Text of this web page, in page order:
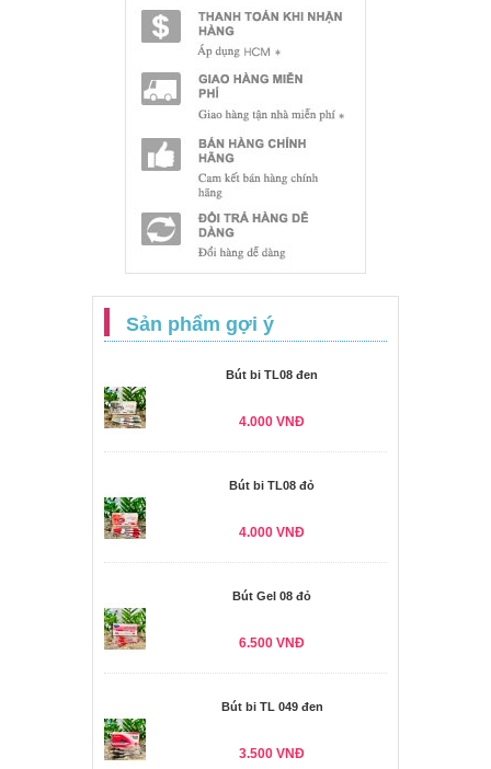
Sản phẩm gợi ý
Bút bi TL08 đen
4.000 VNĐ
Bút bi TL08 đỏ
4.000 VNĐ
Bút Gel 08 đỏ
6.500 VNĐ
Bút bi TL 049 đen
3.500 VNĐ